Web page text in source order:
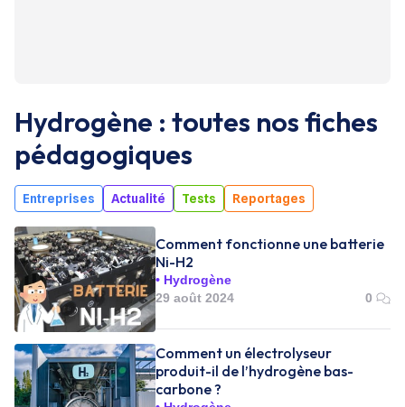
Hydrogène : toutes nos fiches
pédagogiques
Entreprises Actualité Tests Reportages
Comment fonctionne une batterie
Ni-H2
Hydrogène
29 août 2024
0
Comment un électrolyseur
produit-il de l’hydrogène bas-
carbone ?